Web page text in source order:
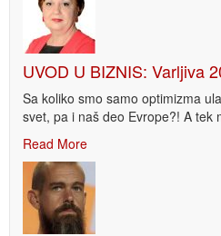
UVOD U BIZNIS: Varljiva
Sa koliko smo samo optimizma
svet, pa i naš deo Evrope?! A tek
Read More